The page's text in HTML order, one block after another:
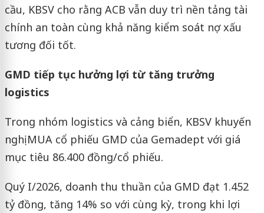
cầu, KBSV cho rằng ACB vẫn duy trì nền tảng tài
chính an toàn cùng khả năng kiểm soát nợ xấu
tương đối tốt.
GMD tiếp tục hưởng lợi từ tăng trưởng
logistics
Trong nhóm logistics và cảng biển, KBSV khuyến
nghị MUA cổ phiếu GMD của Gemadept với giá
mục tiêu 86.400 đồng/cổ phiếu.
Quý I/2026, doanh thu thuần của GMD đạt 1.452
tỷ đồng, tăng 14% so với cùng kỳ, trong khi lợi